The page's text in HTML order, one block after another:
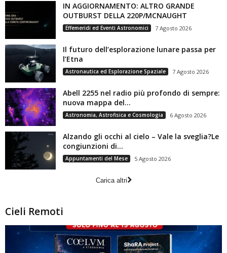
IN AGGIORNAMENTO: ALTRO GRANDE
OUTBURST DELLA 220P/MCNAUGHT
Effemeridi ed Eventi Astronomici 7 Agosto 2026
Il futuro dell’esplorazione lunare passa per
l’Etna
Astronautica ed Esplorazione Spaziale 7 Agosto 2026
Abell 2255 nel radio più profondo di sempre:
nuova mappa del...
Astronomia, Astrofisica e Cosmologia 6 Agosto 2026
Alzando gli occhi al cielo – Vale la sveglia?Le
congiunzioni di...
Appuntamenti del Mese 5 Agosto 2026
Carica altri
Cieli Remoti